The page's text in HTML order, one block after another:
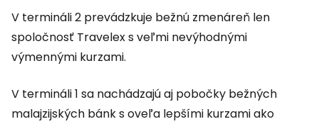
V termináli 2 prevádzkuje bežnú zmenáreň len
spoločnosť Travelex s veľmi nevýhodnými
výmennými kurzami.
V termináli 1 sa nachádzajú aj pobočky bežných
malajzijských bánk s oveľa lepšími kurzami ako